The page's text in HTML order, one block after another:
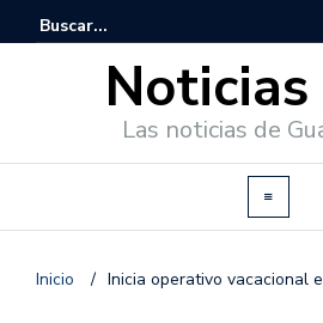
Noticias
Las noticias de
Inicio / Inicia operativo vacacional